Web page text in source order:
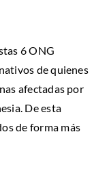
6 ONG
de quienes
afectadas por
De esta
de forma más